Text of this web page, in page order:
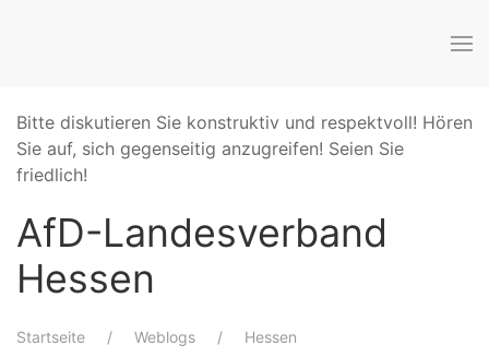
Bitte diskutieren Sie konstruktiv und respektvoll! Hören
Sie auf, sich gegenseitig anzugreifen! Seien Sie
friedlich!
AfD-Landesverband
Hessen
Startseite Weblogs Hessen